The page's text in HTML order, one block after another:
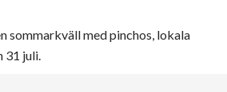
sommarkväll med pinchos, lokala
31 juli.